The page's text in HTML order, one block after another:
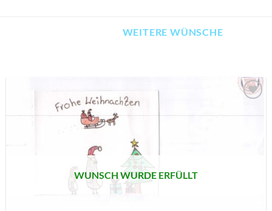
WEITERE WÜNSCHE
WUNSCH WURDE ERFÜLLT